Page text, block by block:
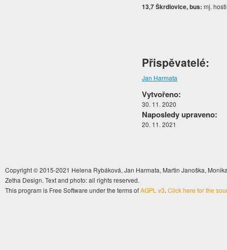
13,7 Škrdlovice, bus: mj.
Přispěvatelé:
Jan Harmata
Vytvořeno:
30. 11. 2020
Naposledy upraveno:
20. 11. 2021
Copyright © 2015-2021 Helena Rybáková, Jan Harmata, Martin Janoška,
Zetha Design. Text and photo: all rights reserved.
This program is Free Software under the terms ofAGPL v3. Click here for the